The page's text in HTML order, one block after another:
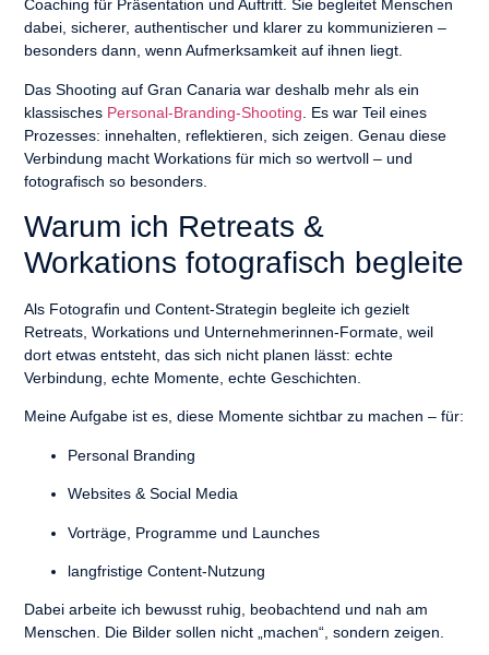
Coaching für Präsentation und Auftritt . Sie begleitet Menschen
dabei, sicherer, authentischer und klarer zu kommunizieren –
besonders dann, wenn Aufmerksamkeit auf ihnen liegt.
Das Shooting auf Gran Canaria war deshalb mehr als ein
klassisches Personal-Branding-Shooting . Es war Teil eines
Prozesses: innehalten, reflektieren, sich zeigen. Genau diese
Verbindung macht Workations für mich so wertvoll – und
fotografisch so besonders.
Warum ich Retreats &
Workations fotografisch begleite
Als Fotografin und Content-Strategin begleite ich gezielt
Retreats, Workations und Unternehmerinnen-Formate , weil
dort etwas entsteht, das sich nicht planen lässt: echte
Verbindung, echte Momente, echte Geschichten.
Meine Aufgabe ist es, diese Momente sichtbar zu machen – für:
Personal Branding
Websites & Social Media
Vorträge, Programme und Launches
langfristige Content-Nutzung
Dabei arbeite ich bewusst ruhig, beobachtend und nah am
Menschen. Die Bilder sollen nicht „machen“, sondernzeigen.